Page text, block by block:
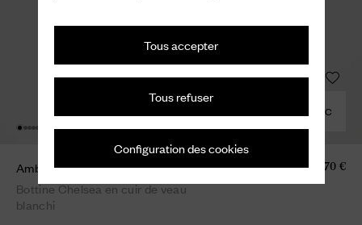
Tous accepter
Tous refuser
Configuration des cookies
COMBINER AVEC
Amberley R 2.0
Bottine Chelsea en cuir de veau
blanchi
1.070 €